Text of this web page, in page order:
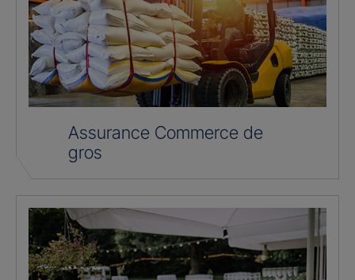
Assurance Commerce de
gros